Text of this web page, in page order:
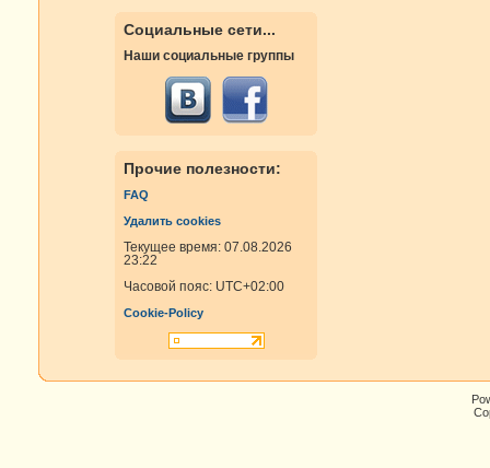
Социальные сети...
Наши социальные группы
Прочие полезности:
FAQ
Удалить cookies
Текущее время: 07.08.2026
23:22
Часовой пояс: UTC+02:00
Cookie-Policy